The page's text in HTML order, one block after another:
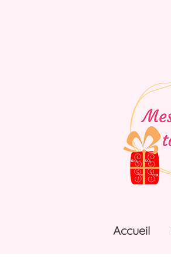
Accueil